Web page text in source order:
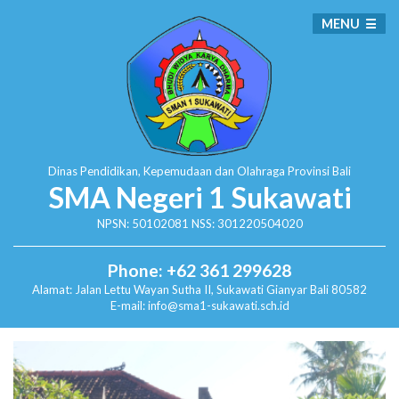
Dinas Pendidikan, Kepemudaan dan Olahraga Provinsi Bali
SMA Negeri 1 Sukawati
NPSN: 50102081 NSS: 301220504020
Phone: +62 361 299628
Alamat: Jalan Lettu Wayan Sutha II, SukawatiGianyar Bali 80582
E-mail: info@sma1-sukawati.sch.id
MENU